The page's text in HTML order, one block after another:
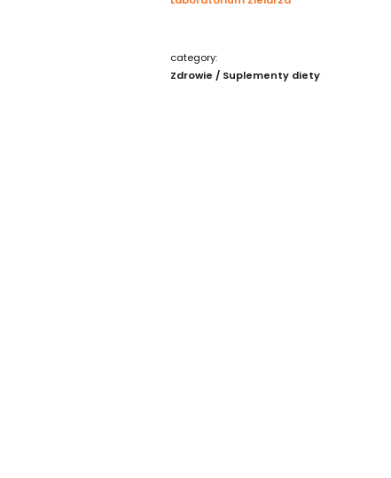
category:
Zdrowie / Suplementy diety